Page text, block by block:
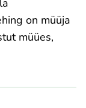
on müüja
müües,